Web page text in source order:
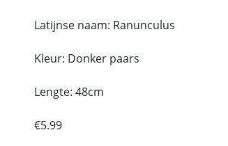
Latijnse naam: Ranunculus
Kleur: Donker paars
Lengte: 48cm
€5.99